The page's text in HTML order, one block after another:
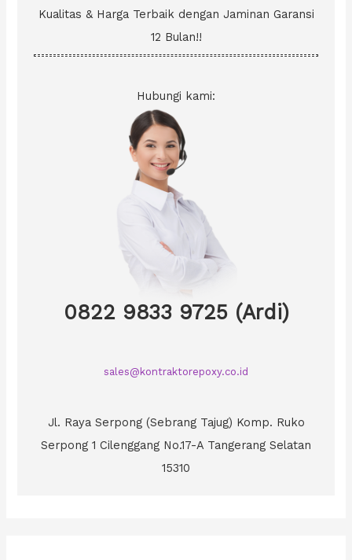
Kualitas & Harga Terbaik dengan Jaminan Garansi
12 Bulan!!
Hubungi kami:
0822 9833 9725 (Ardi)
sales@kontraktorepoxy.co.id
Jl. Raya Serpong (Sebrang Tajug) Komp. Ruko
Serpong 1 Cilenggang No.17-A Tangerang Selatan
15310